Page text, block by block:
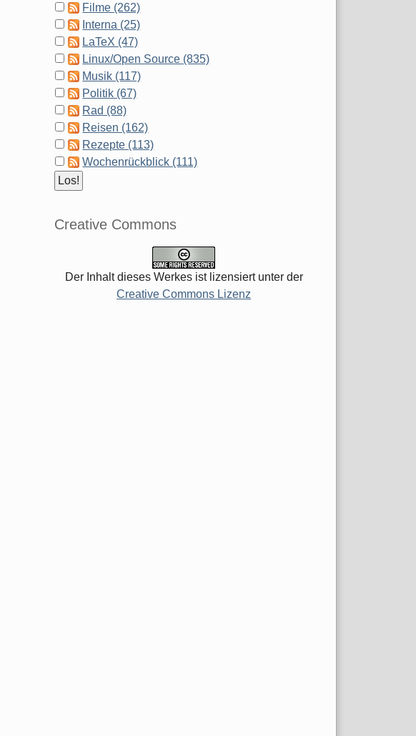
Filme (262)
Interna (25)
LaTeX (47)
Linux/Open Source (835)
Musik (117)
Politik (67)
Rad (88)
Reisen (162)
Rezepte (113)
Wochenrückblick (111)
Creative Commons
Der Inhalt dieses Werkes ist lizensiert unter der
Creative Commons Lizenz